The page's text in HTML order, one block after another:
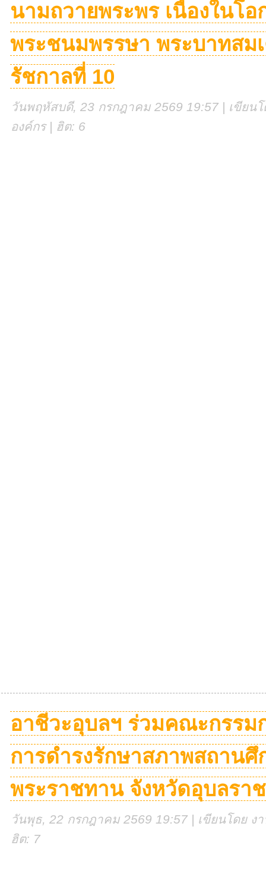
นามถวายพระพร เนื่องในโอ
พระชนมพรรษา พระบาทสม
รัชกาลที่ 10
วันพฤหัสบดี, 23 กรกฎาคม 2569 19:57 | เขียน
องค์กร | ฮิต: 6
อาชีวะอุบลฯ ร่วมคณะกรร
การดำรงรักษาสภาพสถานศึ
พระราชทาน จังหวัดอุบลรา
วันพุธ, 22 กรกฎาคม 2569 19:57 | เขียนโดย ง
ฮิต: 7